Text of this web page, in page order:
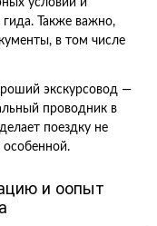
условий и
гида. Также важно,
в том числе
экскурсовод —
проводник в
поездку не
и оопыт